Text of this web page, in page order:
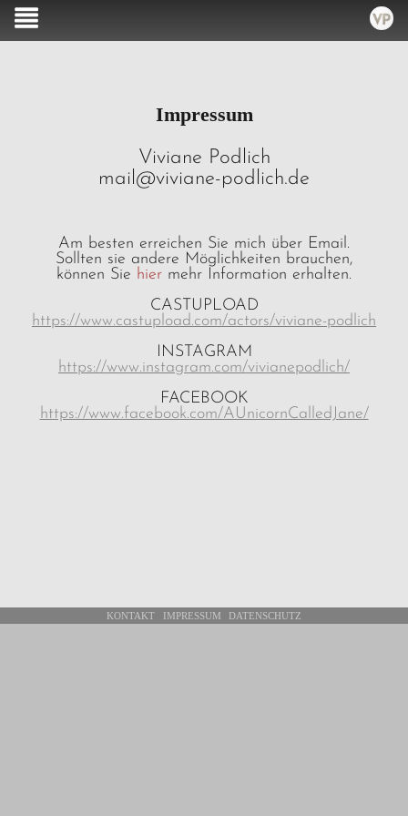
Impressum
Viviane Podlich
mail@viviane-podlich.de
Am besten erreichen Sie mich über Email.
Sollten sie andere Möglichkeiten brauchen,
können Sie hier mehr Information erhalten.
CASTUPLOAD
https://www.castupload.com/actors/viviane-podlich
INSTAGRAM
https://www.instagram.com/vivianepodlich/
FACEBOOK
https://www.facebook.com/AUnicornCalledJane/
KONTAKT IMPRESSUM DATENSCHUTZ